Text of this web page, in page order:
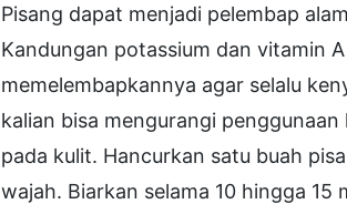
Pisang dapat menjadi pelembap
Kandungan potassium dan vitamin
memelembapkannya agar selalu
kalian bisa mengurangi
pada kulit. Hancurkan satu buah
wajah. Biarkan selama 10 hingga